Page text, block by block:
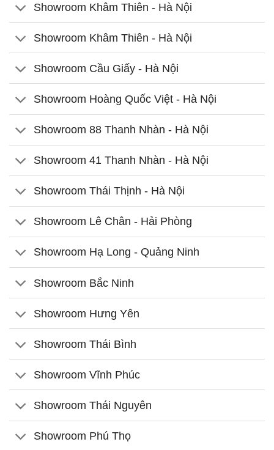
Showroom Khâm Thiên - Hà Nội
Showroom Khâm Thiên - Hà Nội
Showroom Cầu Giấy - Hà Nội
Showroom Hoàng Quốc Việt - Hà Nội
Showroom 88 Thanh Nhàn - Hà Nội
Showroom 41 Thanh Nhàn - Hà Nội
Showroom Thái Thịnh - Hà Nội
Showroom Lê Chân - Hải Phòng
Showroom Hạ Long - Quảng Ninh
Showroom Bắc Ninh
Showroom Hưng Yên
Showroom Thái Bình
Showroom Vĩnh Phúc
Showroom Thái Nguyên
Showroom Phú Thọ